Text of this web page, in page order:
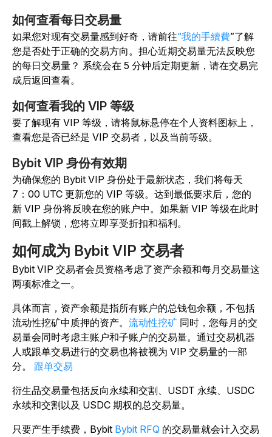
如何查看每日交易量
如果您对现有交易量感到好奇，请前往“我的手續費”了解
您是否处于正确的交易方向。担心近期交易量无法反映您
的每日交易量？ 系统会在 5 分钟后定期更新，请在交易完
成后返回查看。
如何查看我的 VIP 等级
要了解现有 VIP 等级，请将鼠标悬停在个人资料图标上，
查看您是否已经是 VIP 交易者，以及当前等级。
Bybit VIP 身份有效期
为确保您的 Bybit VIP 身份处于最新状态，我们将每天
7：00 UTC 更新您的 VIP 等级。达到最低要求后，您的
新 VIP 身份将反映在您的账户中。如果新 VIP 等级在此时
间戳上解锁，您将立即享受折扣和福利。
如何成为 Bybit VIP 交易者
Bybit VIP 交易者会员资格考虑了资产余额和每月交易量这
两项标准之一。
具体而言，资产余额是指所有账户的总钱包余额，不包括
流动性挖矿中质押的资产。 流动性挖矿 同时，您每月的交
易量会同时考虑主账户和子账户的交易量。 通过交易机器
人或跟单交易进行的交易也将被视为 VIP 交易量的一部
分。
跟单交易
衍生品交易量包括反向永续和交割、USDT 永续、USDC
永续和交割以及 USDC 期权的总交易量。
只要产生手续费，Bybit Bybit RFQ 的交易量就会计入交易